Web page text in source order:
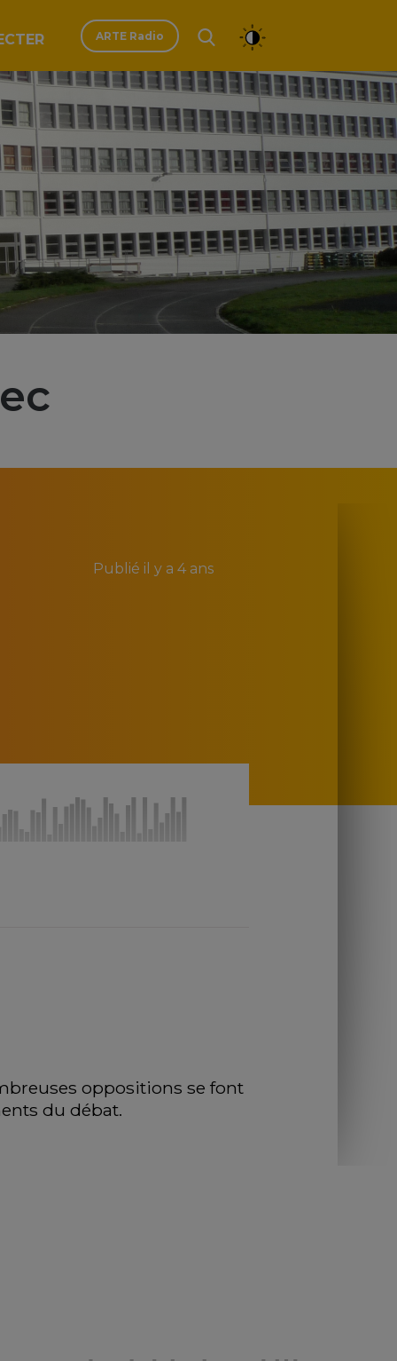
ARTE Radio
Publié il y a 4 ans
oppositions se font
du débat.